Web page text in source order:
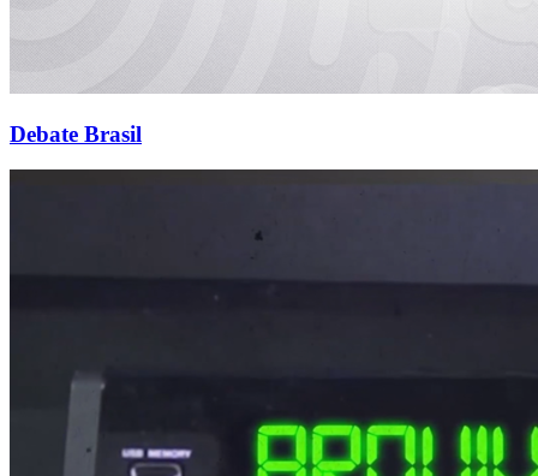
Debate Brasil